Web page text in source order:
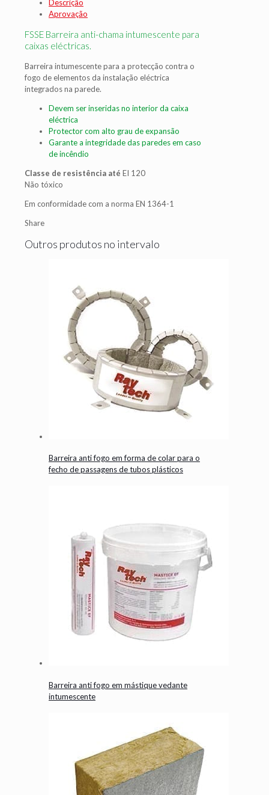
Descrição
Aprovação
FSSE Barreira anti-chama intumescente para
caixas eléctricas.
Barreira intumescente para a protecção contra o
fogo de elementos da instalação eléctrica
integrados na parede.
Devem ser inseridas no interior da caixa
eléctrica
Protector com alto grau de expansão
Garante a integridade das paredes em caso
de incêndio
Classe de resistência até EI 120
Não tóxico
Em conformidade com a norma EN 1364-1
Share
Outros produtos no intervalo
Barreira anti fogo em forma de colar para o
fecho de passagens de tubos plásticos
Barreira anti fogo em mástique vedante
intumescente